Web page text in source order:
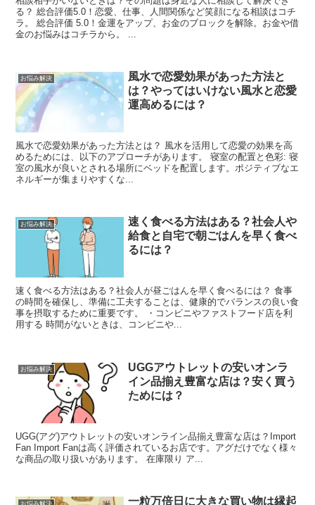
る？ 総合評価5.0！恋愛、仕事、人間関係など笑顔になる相談はコチ
ラ。 総合評価 5.0！金運をアップ、お金のブロックを解除。お金や借
金のお悩みはコチラから。 ...
お悩み解決
風水で恋愛効果があった方法と
は？やってはいけない風水と恋愛
運高めるには？
風水で恋愛効果があった方法とは？ 風水を活用して恋愛の効果を高
めるためには、以下のアプローチがあります。 寝室の配置と色彩: 寝
室の風水が良いとされる場所にベッドを配置します。ポジティブなエ
ネルギーが集まりやすくな...
お悩み解決
速く食べる方法はある？社会人や
給食と自宅で朝ごはんを早く食べ
るには？
速く食べる方法はある？社会人が昼ごはんを早く食べるには？ 食事
の時間を確保し、準備に工夫することは、健康的でバランスの良い食
事を摂取するために重要です。 ・コンビニやファストフード店を利
用する 時間がないときは、コンビニや...
お悩み解決
UGGアウトレットの安いオンラ
イン品揃え豊富な店は？安く買う
ためには？
UGG(アグ)アウトレットの安いオンライン品揃え豊富な店は？Import
Fan Import Fanは高く評価されているお店です。アグだけでなく様々
な商品の取り扱いがあります。 在庫限り ア...
お悩み解決
一粒万倍日に大きな買い物は縁起